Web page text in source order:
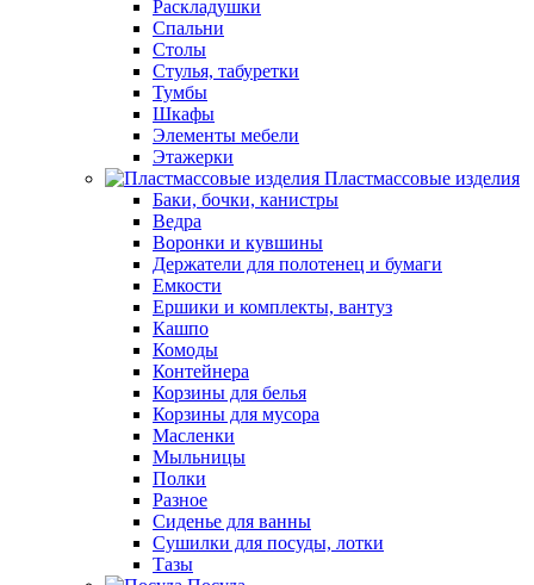
Раскладушки
Спальни
Столы
Стулья, табуретки
Тумбы
Шкафы
Элементы мебели
Этажерки
Пластмассовые изделия
Баки, бочки, канистры
Ведра
Воронки и кувшины
Держатели для полотенец и бумаги
Емкости
Ершики и комплекты, вантуз
Кашпо
Комоды
Контейнера
Корзины для белья
Корзины для мусора
Масленки
Мыльницы
Полки
Разное
Сиденье для ванны
Сушилки для посуды, лотки
Тазы